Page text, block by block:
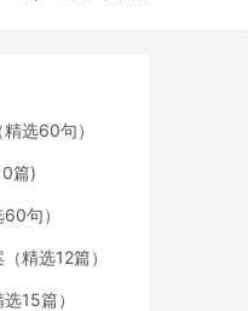
选60句）
篇)
句）
精选12篇）
15篇）